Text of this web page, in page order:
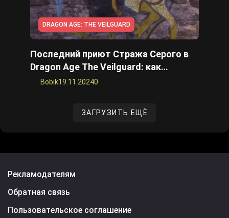
DRAGON AGE: THE VEILGUARD
Последний приют Стража Серого в
Dragon Age The Veilguard: как
вернуться в пещеры Акульей пасти
Bobik19.11.20240
ЗАГРУЗИТЬ ЕЩЁ
Рекламодателям
Обратная связь
Пользовательское соглашение